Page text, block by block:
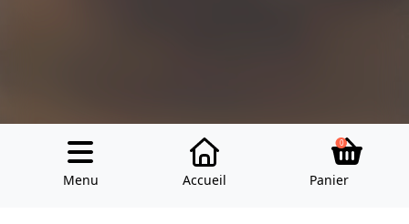
Menu Accueil
0
Panier